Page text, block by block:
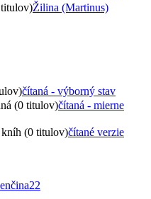
Žilina (Martinus)
čítaná - výborný stav
(0 titulov)čítaná - mierne
kníh (0 titulov)čítané verzie
22